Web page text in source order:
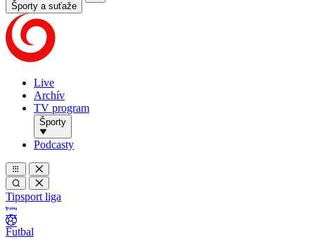
Športy a suťaže
Live
Archív
TV program
Športy
Podcasty
Tipsport liga
Futbal